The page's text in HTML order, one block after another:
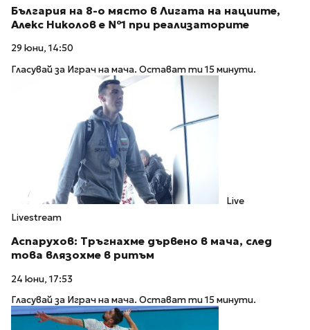
България на 8-о място в Лигата на нациите,
Алекс Николов е №1 при реализаторите
29 юни, 14:50
Гласувай за Играч на мача. Остават ти 15 минути.
Live
Livestream
Аспарухов: Тръгнахме дървено в мача, след
това влязохме в ритъм
24 юни, 17:53
Гласувай за Играч на мача. Остават ти 15 минути.